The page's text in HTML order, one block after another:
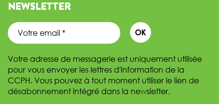
NEWSLETTER
Votre adresse de messagerie est uniquement utilisée
pour vous envoyer les lettres d'information de la
CCPH. Vous pouvez à tout moment utiliser le lien de
désabonnement intégré dans la newsletter.